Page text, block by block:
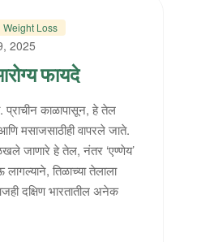
Weight Loss
2025
फायदे
प्राचीन काळापासून, हे तेल
मसाजसाठीही वापरले जाते.
जाणारे हे तेल, नंतर ‘एण्णेय’
तिळाच्या तेलाला
दक्षिण भारतातील अनेक